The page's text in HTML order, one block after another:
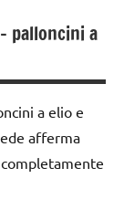
palloncini a
a elio e
afferma